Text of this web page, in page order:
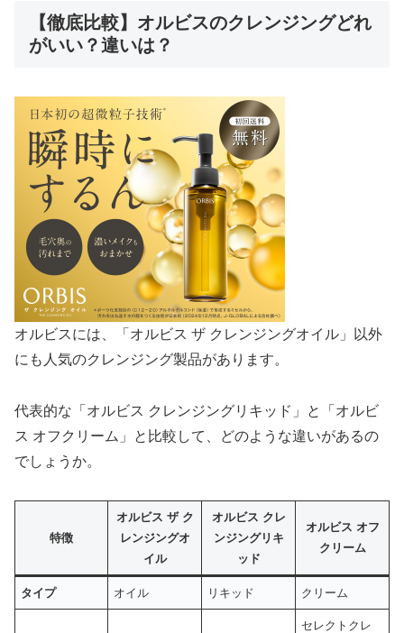
【徹底比較】オルビスのクレンジングどれ
がいい？違いは？
オルビスには、「オルビス ザ クレンジングオイル」以外
にも人気のクレンジング製品があります。
代表的な「オルビス クレンジングリキッド」と「オルビ
ス オフクリーム」と比較して、どのような違いがあるの
でしょうか。
特徴
オルビス ザ ク
レンジングオ
イル
オルビス クレ
ンジングリキ
ッド
オルビス オフ
クリーム
タイプ オイル リキッド クリーム
セレクトクレ